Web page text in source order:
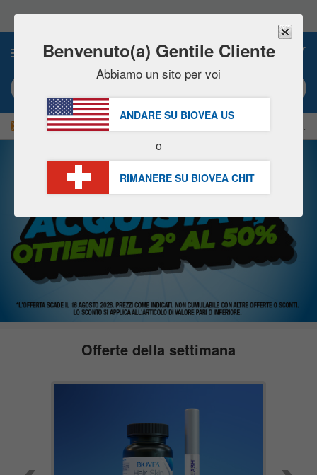
questo
sito
include
sistema
accessibilità.
RISPARMIATE ORA IL 15%!
Offerte della settimana
Benvenuto(a) Gentile Cliente
Abbiamo un sito per voi
ANDARE SU BIOVEA US
o
RIMANERE SU BIOVEA CHIT